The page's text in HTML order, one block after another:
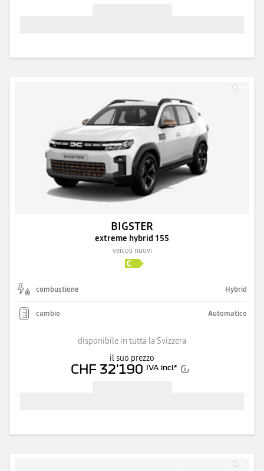
BIGSTER
extreme hybrid 155
veicoli nuovi
combustione Hybrid
cambio Automatico
disponibile in tutta la Svizzera
il suo prezzo
CHF 32'190 IVA incl.*